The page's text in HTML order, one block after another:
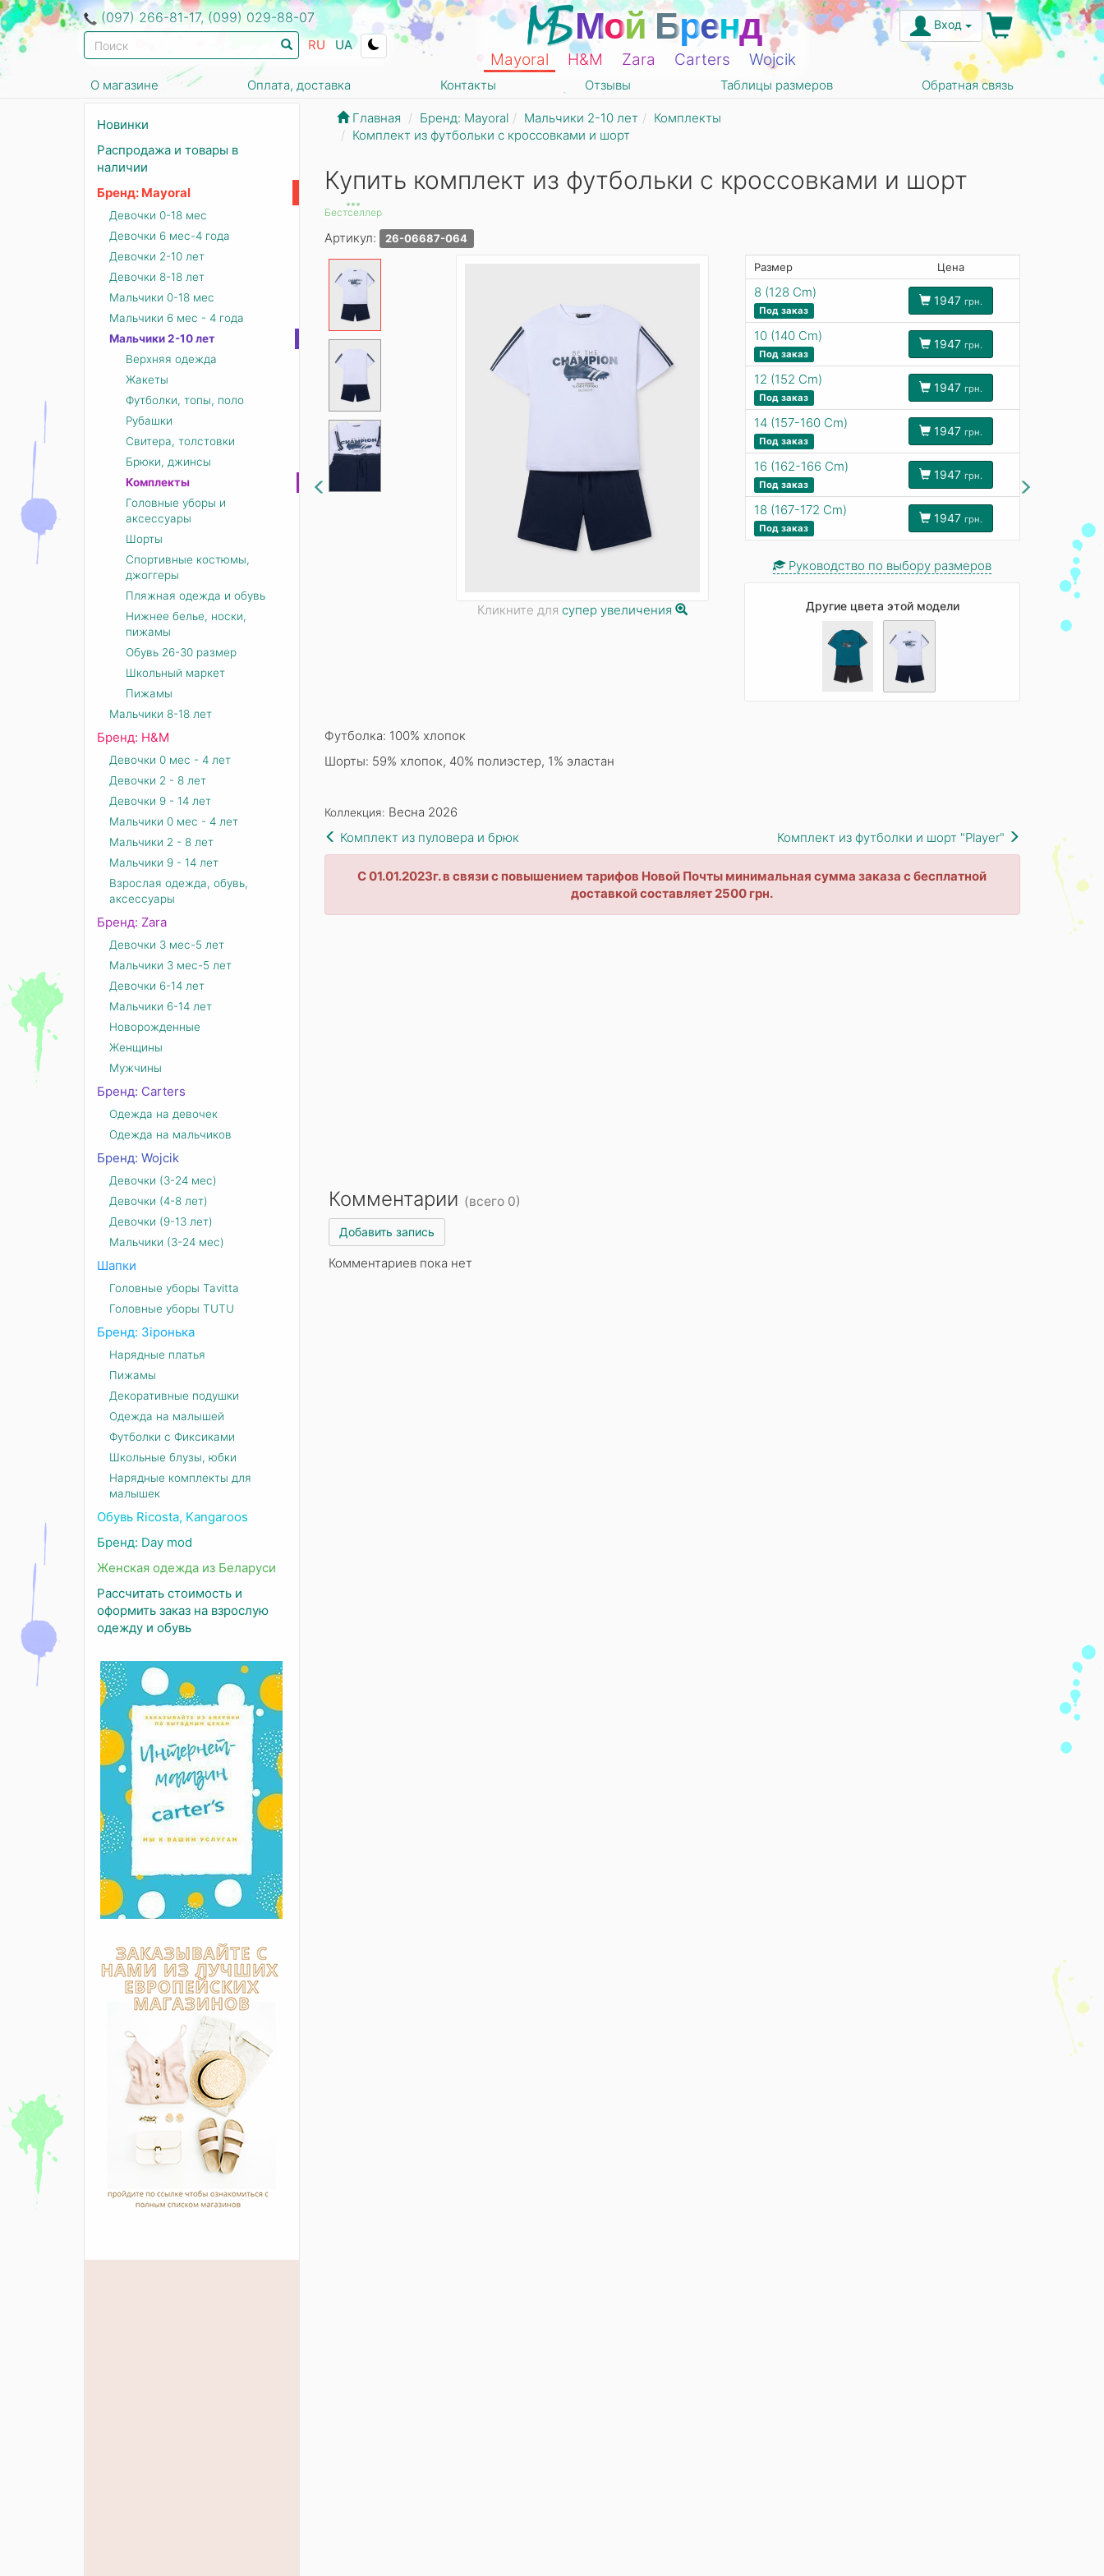
(097) 266-81-17, (099) 029-88-07
RU UA Мой Бренд
Mayoral Н&М Zara Carters Wojcik
Вход
О магазине Оплата, доставка Контакты Отзывы Таблицы размеров Обратная связь
Главная Бренд: Mayoral Мальчики 2-10 лет
Комплекты
Комплект из футбольки с кроссовками и шорт
Купить комплект из футбольки с кроссовками и шорт
***
Бестселлер
Артикул: 26-06687-064
Кликните для супер увеличения
Размер Цена
8 (128 Cm)
Под заказ
1947 грн.
10 (140 Cm)
Под заказ
1947 грн.
12 (152 Cm)
Под заказ
1947 грн.
14 (157-160 Cm)
Под заказ
1947 грн.
16 (162-166 Cm)
Под заказ
1947 грн.
18 (167-172 Cm)
Под заказ
1947 грн.
Руководство по выбору размеров
Другие цвета этой модели
Футболка: 100% хлопок
Шорты: 59% хлопок, 40% полиэстер, 1% эластан
Коллекция: Весна 2026
Комплект из пуловера и брюк
Комплект из футболки и шорт "Player"
С 01.01.2023г. в связи с повышением тарифов Новой Почты минимальная сумма заказа с бесплатной
доставкой составляет 2500 грн.
Комментарии (всего 0)
Добавить запись
Комментариев пока нет
Новинки
Распродажа и товары в
наличии
Бренд: Mayoral
Девочки 0-18 мес
Девочки 6 мес-4 года
Девочки 2-10 лет
Девочки 8-18 лет
Мальчики 0-18 мес
Мальчики 6 мес - 4 года
Мальчики 2-10 лет
Верхняя одежда
Жакеты
Футболки, топы, поло
Рубашки
Свитера, толстовки
Брюки, джинсы
Комплекты
Головные уборы и
аксессуары
Шорты
Спортивные костюмы,
джоггеры
Пляжная одежда и обувь
Нижнее белье, носки,
пижамы
Обувь 26-30 размер
Школьный маркет
Пижамы
Мальчики 8-18 лет
Бренд: Н&М
Девочки 0 мес - 4 лет
Девочки 2 - 8 лет
Девочки 9 - 14 лет
Мальчики 0 мес - 4 лет
Мальчики 2 - 8 лет
Мальчики 9 - 14 лет
Взрослая одежда, обувь,
аксессуары
Бренд: Zara
Девочки 3 мес-5 лет
Мальчики 3 мес-5 лет
Девочки 6-14 лет
Мальчики 6-14 лет
Новорожденные
Женщины
Мужчины
Бренд: Carters
Одежда на девочек
Одежда на мальчиков
Бренд: Wojcik
Девочки (3-24 мес)
Девочки (4-8 лет)
Девочки (9-13 лет)
Мальчики (3-24 мес)
Шапки
Головные уборы Tavitta
Головные уборы TUTU
Бренд: Зіронька
Нарядные платья
Пижамы
Декоративные подушки
Одежда на малышей
Футболки с Фиксиками
Школьные блузы, юбки
Нарядные комплекты для
малышек
Обувь Ricosta, Kangaroos
Бренд: Day mod
Женская одежда из Беларуси
Рассчитать стоимость и
оформить заказ на взрослую
одежду и обувь